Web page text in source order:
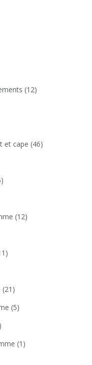
(12)
et cape (46)
(12)
(21)
(5)
(1)